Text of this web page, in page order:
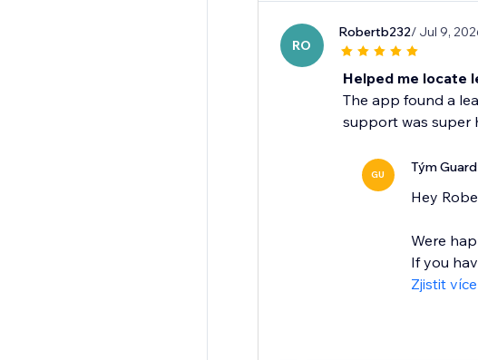
RO
Robertb232/ Jul 9,
Helped me locate
The app found a
support was super
GU Tým
Hey
Were
If you
Zjistit více